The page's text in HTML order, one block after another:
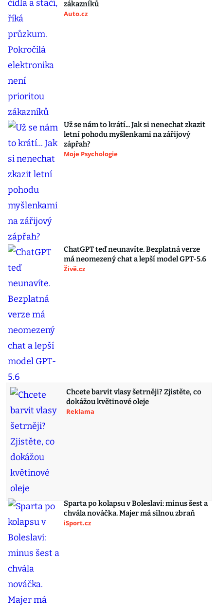
zákazníků
Auto.cz
Už se nám to krátí... Jak si nenechat zkazit
letní pohodu myšlenkami na zářijový
zápřah?
Moje Psychologie
ChatGPT teď neunavíte. Bezplatná verze
má neomezený chat a lepší model GPT-5.6
Živě.cz
Chcete barvit vlasy šetrněji? Zjistěte, co
dokážou květinové oleje
Reklama
Sparta po kolapsu v Boleslavi: minus šest a
chvála nováčka. Majer má silnou zbraň
iSport.cz